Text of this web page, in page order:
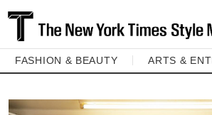
FASHION & BEAUTY ARTS &